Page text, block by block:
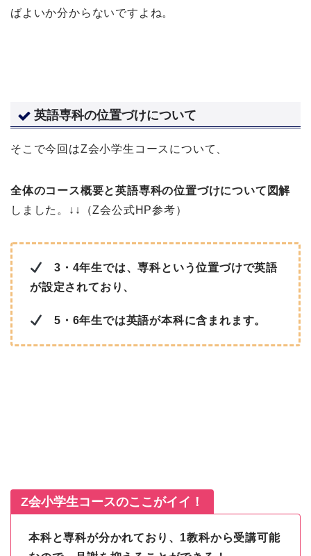
ばよいか分からないですよね。
英語専科の位置づけについて
そこで今回はZ会小学生コースについて、
全体のコース概要と英語専科の位置づけについて図解
しました。↓↓（Z会公式HP参考）
3・4年生では、専科という位置づけで英語
が設定されており、
5・6年生では英語が本科に含まれます。
Z会小学生コースのここがイイ！
本科と専科が分かれており、1教科から受講可能